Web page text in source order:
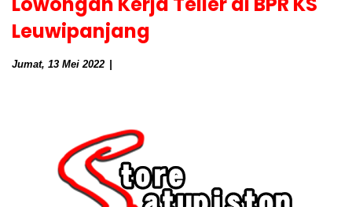
Leuwipanjang
Jumat, 13 Mei 2022